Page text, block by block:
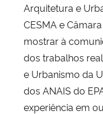
Arquitetura e
CESMA e
mostrar à
dos trabalhos
e Urbanismo da
dos ANAIS do
experiência em